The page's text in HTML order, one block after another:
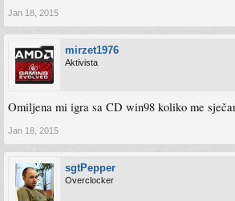
Jan 18, 2015
mirzet1976
Aktivista
Omiljena mi igra sa CD win98 koliko me
Jan 18, 2015
sgtPepper
Overclocker